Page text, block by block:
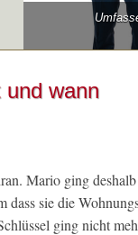
und wann
Mario ging deshalb
dass sie die
ging nicht